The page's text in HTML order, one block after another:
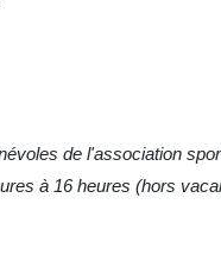
de l'association
à 16 heures (hors